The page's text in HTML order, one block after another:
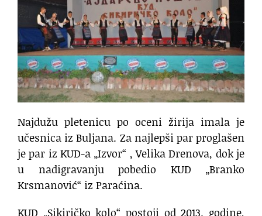
Najdužu pletenicu po oceni žirija imala je
učesnica iz Buljana. Za najlepši par proglašen
je par iz KUD-a „Izvor“ , Velika Drenova, dok je
u nadigravanju pobedio KUD „Branko
Krsmanović“ iz Paraćina.
KUD „Sikiričko kolo“ postoji od 2013. godine,